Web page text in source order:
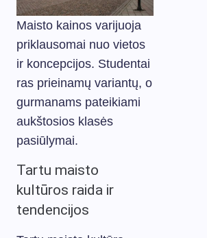
Maisto kainos varijuoja
priklausomai nuo vietos
ir koncepcijos. Studentai
ras prieinamų variantų, o
gurmanams pateikiami
aukštosios klasės
pasiūlymai.
Tartu maisto
kultūros raida ir
tendencijos